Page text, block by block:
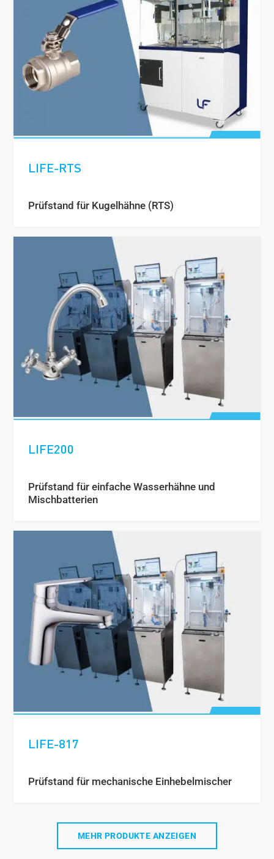
LIFE-RTS
Prüfstand für Kugelhähne (RTS)
LIFE200
Prüfstand für einfache Wasserhähne und
Mischbatterien
LIFE-817
Prüfstand für mechanische Einhebelmischer
MEHR PRODUKTE ANZEIGEN